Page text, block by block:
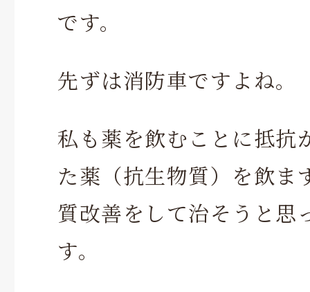
です。
先ずは消防車ですよね。
私も薬を飲むことに抵抗
た薬（抗生物質）を飲ま
質改善をして治そうと思
す。